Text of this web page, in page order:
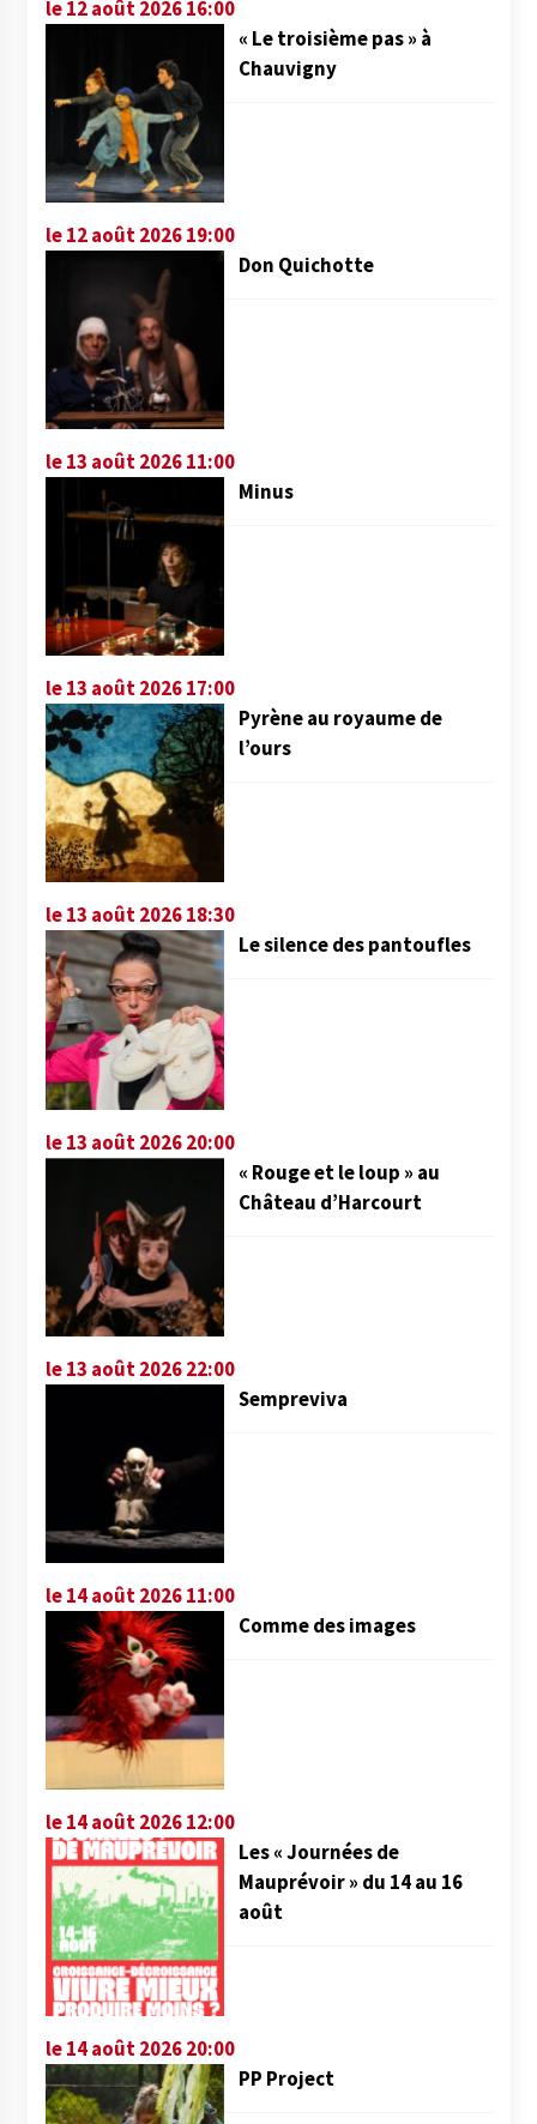
le 12 août 2026 16:00
« Le troisième pas » à
Chauvigny
le 12 août 2026 19:00
Don Quichotte
le 13 août 2026 11:00
Minus
le 13 août 2026 17:00
Pyrène au royaume de
l’ours
le 13 août 2026 18:30
Le silence des pantoufles
le 13 août 2026 20:00
« Rouge et le loup » au
Château d’Harcourt
le 13 août 2026 22:00
Sempreviva
le 14 août 2026 11:00
Comme des images
le 14 août 2026 12:00
Les « Journées de
Mauprévoir » du 14 au 16
août
le 14 août 2026 20:00
PP Project